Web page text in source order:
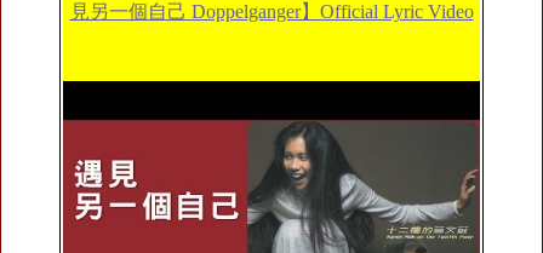
見另一個自己 Doppelganger】Official Lyric Video